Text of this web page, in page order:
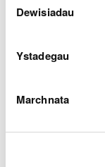
Dewisiadau
Ystadegau
Marchnata
fynd â’n
“Rydym
Cymru,
rhaglen